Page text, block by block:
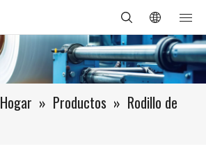
Hogar » Productos » Rodillo de